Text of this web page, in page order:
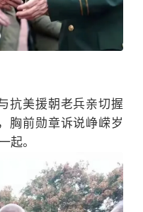
抗美援朝老兵亲切握
胸前勋章诉说峥嵘岁
起。